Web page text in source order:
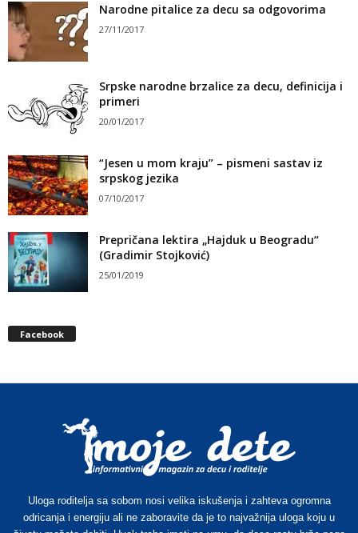
Narodne pitalice za decu sa odgovorima
27/11/2017
Srpske narodne brzalice za decu, definicija i
primeri
20/01/2017
“Jesen u mom kraju” – pismeni sastav iz
srpskog jezika
07/10/2017
Prepričana lektira „Hajduk u Beogradu“
(Gradimir Stojković)
25/01/2019
Facebook
Uloga roditelja sa sobom nosi velika iskušenja i zahteva ogromna
odricanja i energiju ali ne zaboravite da je to najvažnija uloga koju u